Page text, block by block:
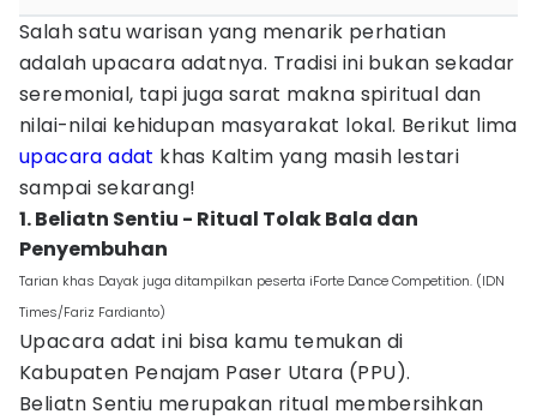
Salah satu warisan yang menarik perhatian
adalah upacara adatnya. Tradisi ini bukan sekadar
seremonial, tapi juga sarat makna spiritual dan
nilai-nilai kehidupan masyarakat lokal. Berikut lima
upacara adat khas Kaltim yang masih lestari
sampai sekarang!
1. Beliatn Sentiu - Ritual Tolak Bala dan
Penyembuhan
Tarian khas Dayak juga ditampilkan peserta iForte Dance Competition. (IDN
Times/Fariz Fardianto)
Upacara adat ini bisa kamu temukan di
Kabupaten Penajam Paser Utara (PPU).
Beliatn Sentiu merupakan ritual membersihkan